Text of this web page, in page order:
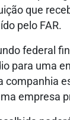
que
pelo FAR.
federal
para uma
companhia
empresa